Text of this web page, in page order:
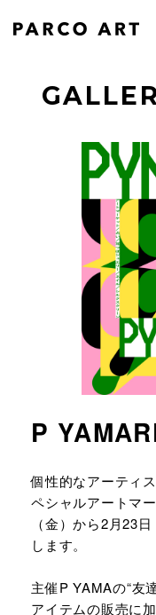
P URLをコピーする
個性的なアーティ
ペシャルアートマ
（金）から2月23
します。
主催P YAMAの“友
アイテムの販売に加